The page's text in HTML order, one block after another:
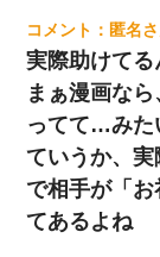
匿名
実際助けて
まぁ漫画な
ってて…みた
ていうか、
で相手が「
てあるよね